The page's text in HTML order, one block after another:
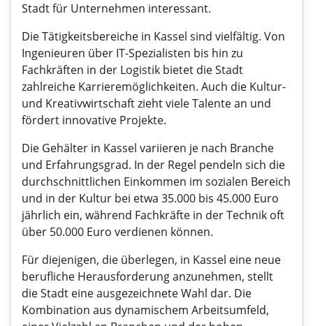
Stadt für Unternehmen interessant.
Die Tätigkeitsbereiche in Kassel sind vielfältig. Von
Ingenieuren über IT-Spezialisten bis hin zu
Fachkräften in der Logistik bietet die Stadt
zahlreiche Karrieremöglichkeiten. Auch die Kultur-
und Kreativwirtschaft zieht viele Talente an und
fördert innovative Projekte.
Die Gehälter in Kassel variieren je nach Branche
und Erfahrungsgrad. In der Regel pendeln sich die
durchschnittlichen Einkommen im sozialen Bereich
und in der Kultur bei etwa 35.000 bis 45.000 Euro
jährlich ein, während Fachkräfte in der Technik oft
über 50.000 Euro verdienen können.
Für diejenigen, die überlegen, in Kassel eine neue
berufliche Herausforderung anzunehmen, stellt
die Stadt eine ausgezeichnete Wahl dar. Die
Kombination aus dynamischem Arbeitsumfeld,